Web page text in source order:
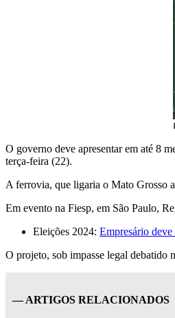
O governo deve apresentar em até 8
terça-feira (22).
A ferrovia, que ligaria o Mato Grosso
Em evento na Fiesp, em São Paulo,
Eleições 2024: Empresário
O projeto, sob impasse legal debatido
— ARTIGOS RELACIONADOS